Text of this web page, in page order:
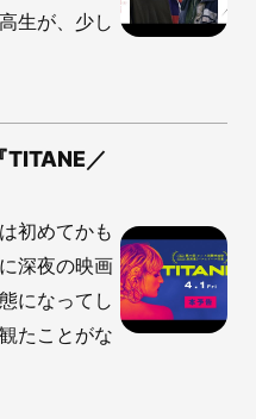
生が、少し
TITANE／
初めてかも
深夜の映画
になってし
たことがな